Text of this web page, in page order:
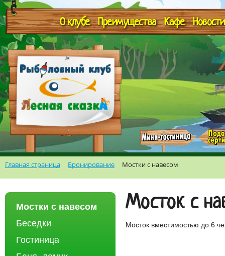
О клубе Преимущества Кафе Новости
Главная страница Бронирование Мостки с навесом
Мостки с навесом
Беседки
Гостиница
Мосток с
Мосток вместимостью до 6